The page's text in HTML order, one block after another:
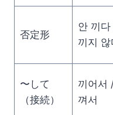
否定形
안 끼
끼지 않
〜して
（接続）
끼어서
껴서